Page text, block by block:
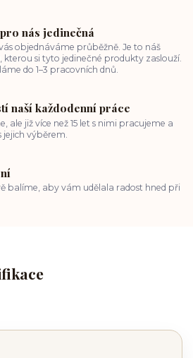
nás jedinečná
objednáváme průběžně. Je to náš
si tyto jedinečné produkty zaslouží.
do 1–3 pracovních dnů.
naší každodenní práce
ale již více než 15 let s nimi pracujeme a
výběrem.
balíme, aby vám udělala radost hned při